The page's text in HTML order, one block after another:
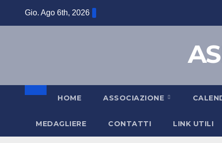
Gio. Ago 6th, 2026
HOME ASSOCIAZIONE
MEDAGLIERE CONTATTI LINK UTILI